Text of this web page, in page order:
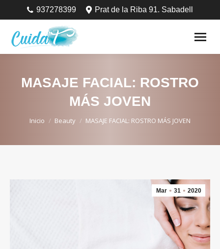
937278399 Prat de la Riba 91. Sabadell
MASAJE FACIAL: ROSTRO
MÁS JOVEN
Estás aquí:
Inicio Beauty MASAJE FACIAL: ROSTRO MÁS JOVEN
Mar 31 2020